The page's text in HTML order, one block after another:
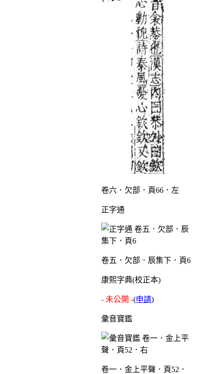
卷六．欠部．頁66．左
正字通
卷五．欠部．辰集下．頁6
康熙字典(校正本)
- 未公開 -(申請)
彙音寶鑑
卷一．金上平聲．頁52．